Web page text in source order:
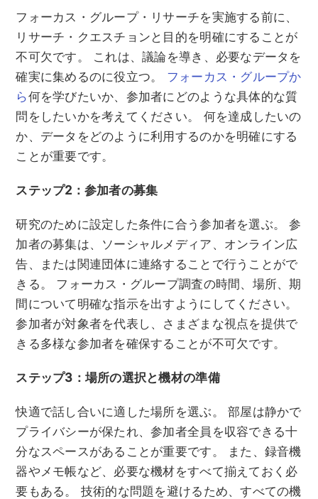
フォーカス・グループ・リサーチを実施する前に、
リサーチ・クエスチョンと目的を明確にすることが
不可欠です。 これは、議論を導き、必要なデータを
確実に集めるのに役立つ。 フォーカス・グループか
ら何を学びたいか、参加者にどのような具体的な質
問をしたいかを考えてください。 何を達成したいの
か、データをどのように利用するのかを明確にする
ことが重要です。
ステップ2：参加者の募集
研究のために設定した条件に合う参加者を選ぶ。 参
加者の募集は、ソーシャルメディア、オンライン広
告、または関連団体に連絡することで行うことがで
きる。 フォーカス・グループ調査の時間、場所、期
間について明確な指示を出すようにしてください。
参加者が対象者を代表し、さまざまな視点を提供で
きる多様な参加者を確保することが不可欠です。
ステップ3：場所の選択と機材の準備
快適で話し合いに適した場所を選ぶ。 部屋は静かで
プライバシーが保たれ、参加者全員を収容できる十
分なスペースがあることが重要です。 また、録音機
器やメモ帳など、必要な機材をすべて揃えておく必
要もある。 技術的な問題を避けるため、すべての機